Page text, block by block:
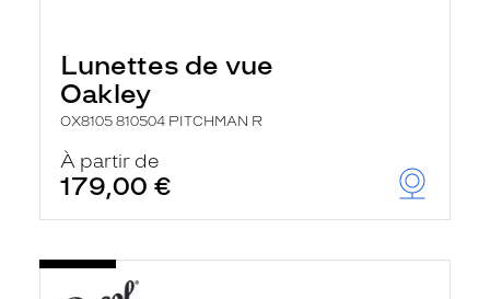
Lunettes de vue
Oakley
OX8105 810504 PITCHMAN R
À partir de
179,00 €